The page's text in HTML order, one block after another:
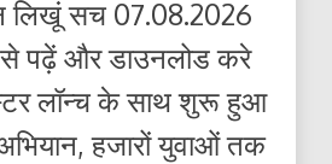
लिखूं सच 07.08.2026
से पढ़ें और डाउनलोड करे
लॉन्च के साथ शुरू हुआ
हजारों युवाओं तक